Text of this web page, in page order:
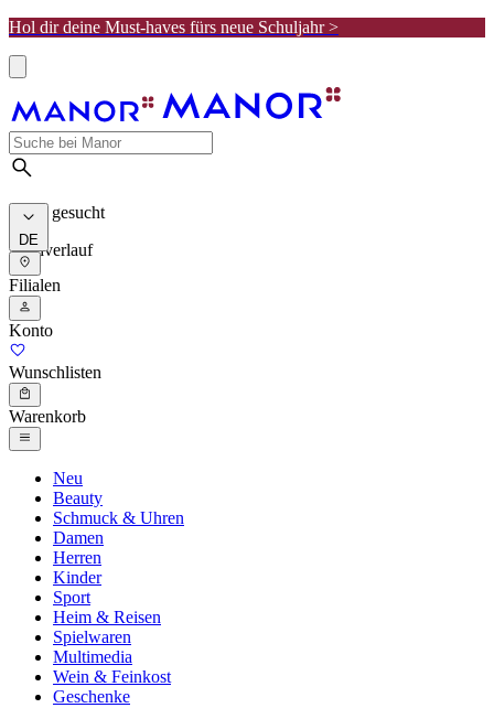
Hol dir deine Must-haves fürs neue Schuljahr >
Meist gesucht
Suchverlauf
DE
Filialen
Konto
Wunschlisten
Warenkorb
Neu
Beauty
Schmuck & Uhren
Damen
Herren
Kinder
Sport
Heim & Reisen
Spielwaren
Multimedia
Wein & Feinkost
Geschenke